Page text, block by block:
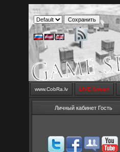
www.CobRa.lv LIVE Stream
Личный кабинет Гость